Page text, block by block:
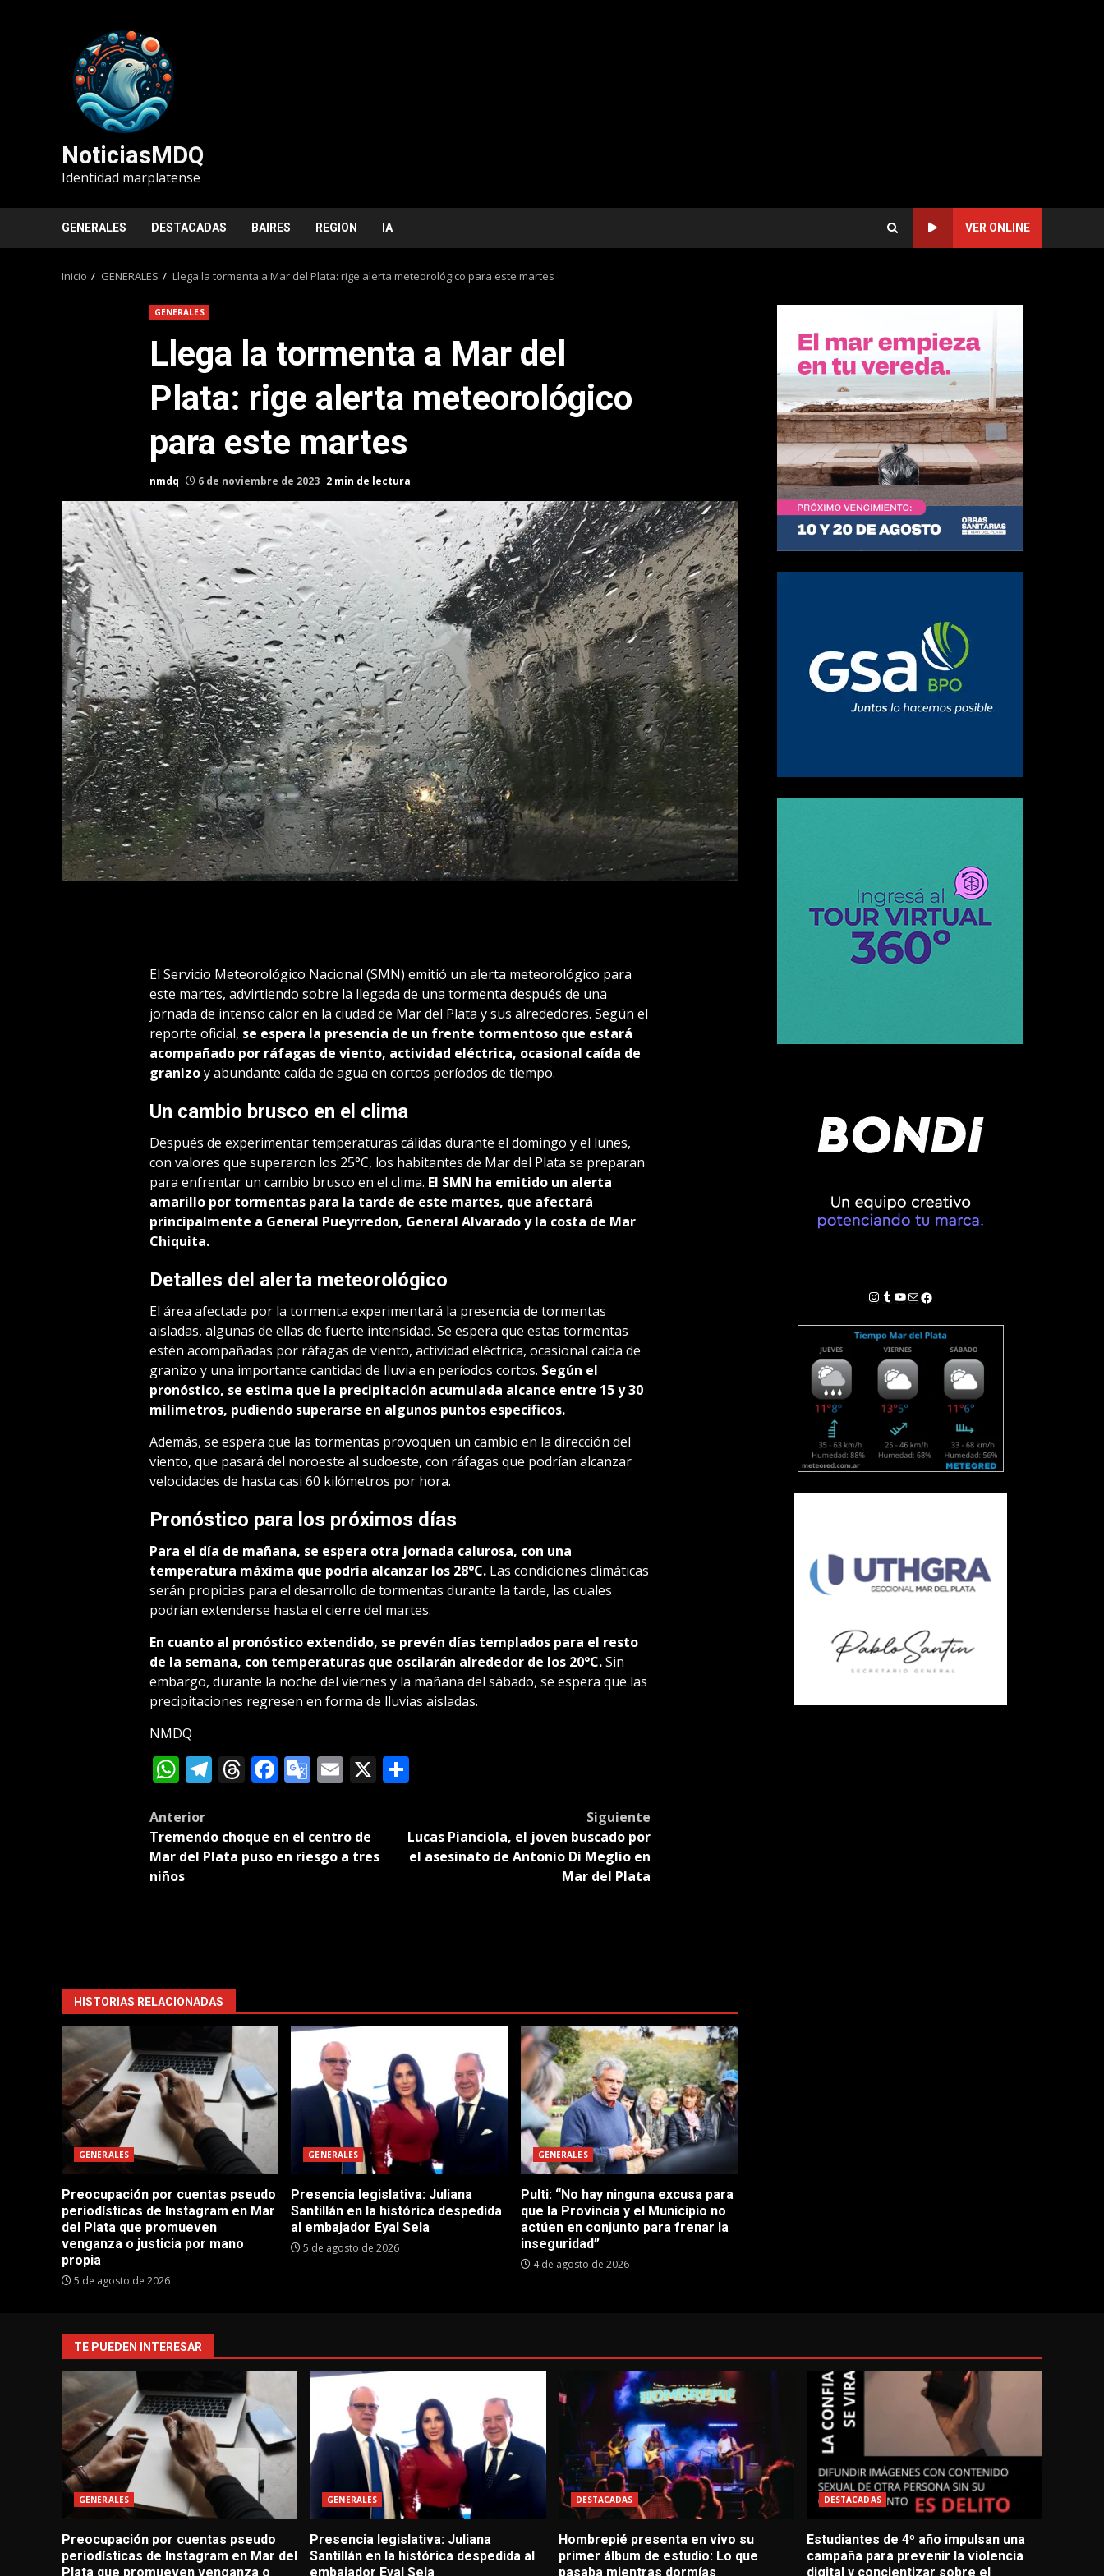
NoticiasMDQ
Identidad marplatense
GENERALES DESTACADAS BAIRES REGION IA VER ONLINE
Inicio GENERALES Llega la tormenta a Mar del Plata: rige alerta meteorológico para este martes
GENERALES
Llega la tormenta a Mar del
Plata: rige alerta meteorológico
para este martes
nmdq 6 de noviembre de 2023 2 min de lectura
El Servicio Meteorológico Nacional (SMN) emitió un alerta meteorológico para
este martes, advirtiendo sobre la llegada de una tormenta después de una
jornada de intenso calor en la ciudad de Mar del Plata y sus alrededores. Según el
reporte oficial, se espera la presencia de un frente tormentoso que estará
acompañado por ráfagas de viento, actividad eléctrica, ocasional caída de
granizoy abundante caída de agua en cortos períodos de tiempo.
Un cambio brusco en el clima
Después de experimentar temperaturas cálidas durante el domingo y el lunes,
con valores que superaron los 25°C, los habitantes de Mar del Plata se preparan
para enfrentar un cambio brusco en el clima. El SMN ha emitido un alerta
amarillo por tormentas para la tarde de este martes, que afectará
principalmente a General Pueyrredon, General Alvarado y la costa de Mar
Chiquita.
Detalles del alerta meteorológico
El área afectada por la tormenta experimentará la presencia de tormentas
aisladas, algunas de ellas de fuerte intensidad. Se espera que estas tormentas
estén acompañadas por ráfagas de viento, actividad eléctrica, ocasional caída de
granizo y una importante cantidad de lluvia en períodos cortos. Según el
pronóstico, se estima que la precipitación acumulada alcance entre 15 y 30
milímetros, pudiendo superarse en algunos puntos específicos.
Además, se espera que las tormentas provoquen un cambio en la dirección del
viento, que pasará del noroeste al sudoeste, con ráfagas que podrían alcanzar
velocidades de hasta casi 60 kilómetros por hora.
Pronóstico para los próximos días
Para el día de mañana, se espera otra jornada calurosa, con una
temperatura máxima que podría alcanzar los 28°C.Las condiciones climáticas
serán propicias para el desarrollo de tormentas durante la tarde, las cuales
podrían extenderse hasta el cierre del martes.
En cuanto al pronóstico extendido, se prevén días templados para el resto
de la semana, con temperaturas que oscilarán alrededor de los 20°C.Sin
embargo, durante la noche del viernes y la mañana del sábado, se espera que las
precipitaciones regresen en forma de lluvias aisladas.
NMDQ
WhatsApp
Telegram
Threads
Facebook
Google
Translate
Email
X Compartir
Post
navigation
Anterior
Tremendo choque en el centro de
Mar del Plata puso en riesgo a tres
niños
Siguiente
Lucas Pianciola, el joven buscado por
el asesinato de Antonio Di Meglio en
Mar del Plata
HISTORIAS RELACIONADAS
GENERALES
Preocupación por cuentas pseudo
periodísticas de Instagram en Mar
del Plata que promueven
venganza o justicia por mano
propia
5 de agosto de 2026
GENERALES
Presencia legislativa: Juliana
Santillán en la histórica despedida
al embajador Eyal Sela
5 de agosto de 2026
GENERALES
Pulti: “No hay ninguna excusa para
que la Provincia y el Municipio no
actúen en conjunto para frenar la
inseguridad”
4 de agosto de 2026
Instagram
Tumblr
YouTube
Correo electrónico
Facebook
TE PUEDEN INTERESAR
GENERALES
Preocupación por cuentas pseudo
periodísticas de Instagram en Mar del
Plata que promueven venganza o
GENERALES
Presencia legislativa: Juliana
Santillán en la histórica despedida al
embajador Eyal Sela
DESTACADAS
Hombrepié presenta en vivo su
primer álbum de estudio: Lo que
pasaba mientras dormías
DESTACADAS
Estudiantes de 4º año impulsan una
campaña para prevenir la violencia
digital y concientizar sobre el